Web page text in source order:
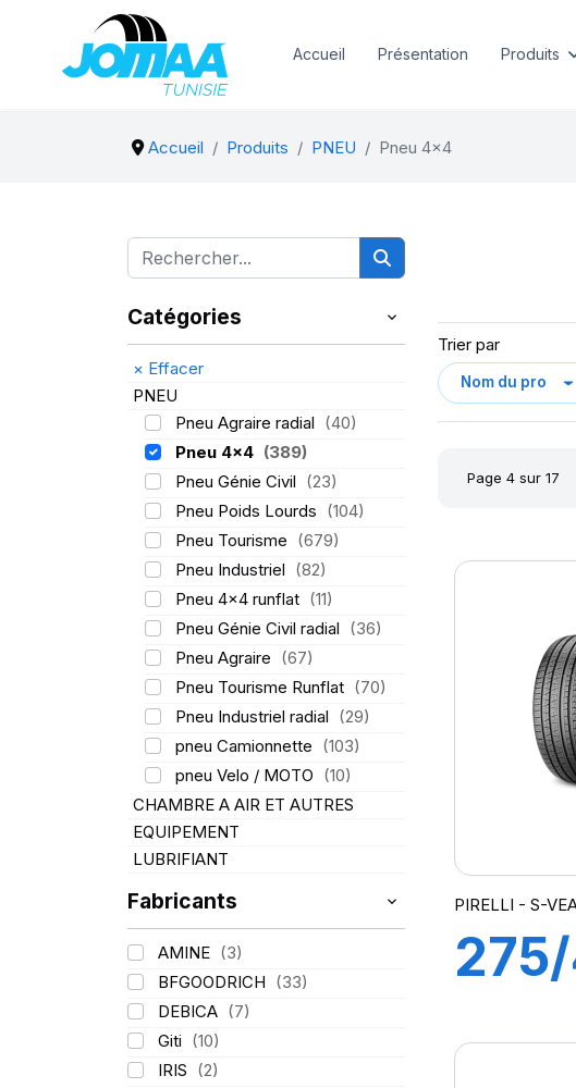
Accueil Présentation Produits
Accueil Produits PNEU Pneu 4x4
Catégories
× Effacer
PNEU
Pneu Agraire radial (40)
Pneu 4x4 (389)
Pneu Génie Civil (23)
Pneu Poids Lourds (104)
Pneu Tourisme (679)
Pneu Industriel (82)
Pneu 4x4 runflat (11)
Pneu Génie Civil radial (36)
Pneu Agraire (67)
Pneu Tourisme Runflat (70)
Pneu Industriel radial (29)
pneu Camionnette (103)
pneu Velo / MOTO (10)
CHAMBRE A AIR ET AUTRES
EQUIPEMENT
LUBRIFIANT
Fabricants
AMINE (3)
BFGOODRICH (33)
DEBICA (7)
Giti (10)
IRIS (2)
Trier par
Page 4 sur 17
PIRELLI - S-